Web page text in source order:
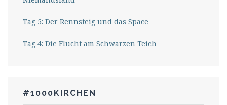
Tag 5: Der Rennsteig und das Space
Tag 4: Die Flucht am Schwarzen Teich
#1000KIRCHEN